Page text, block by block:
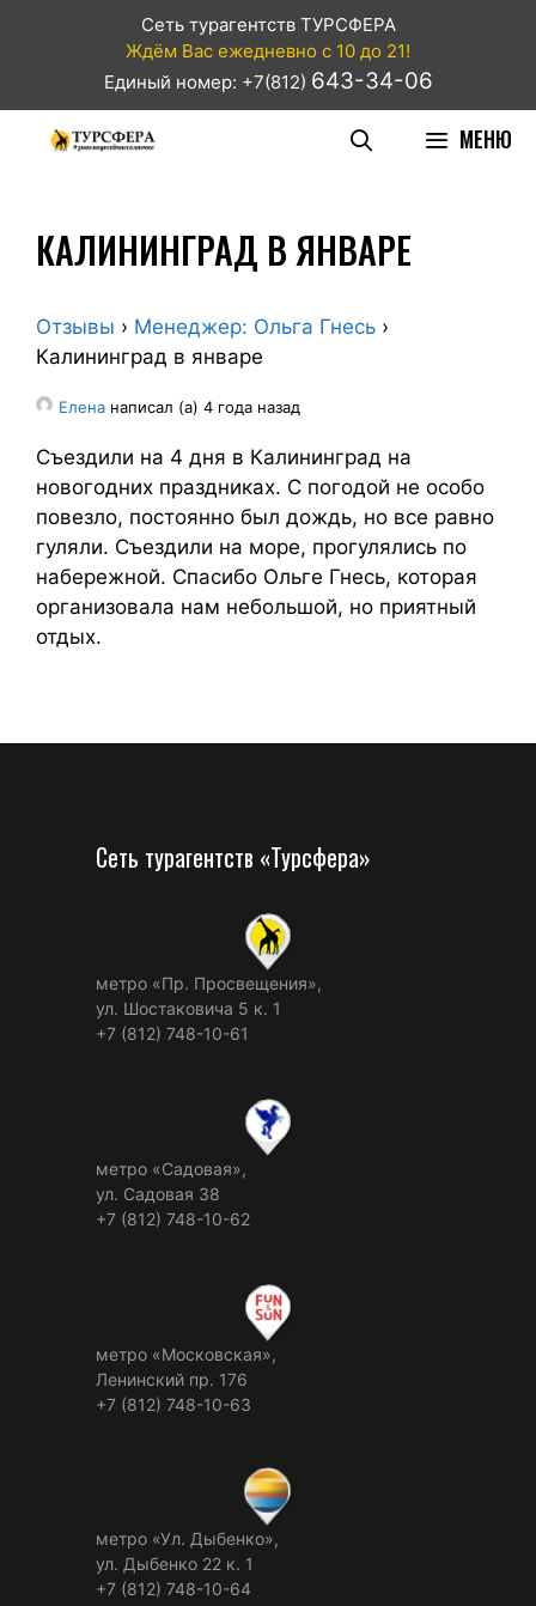
Сеть турагентств ТУРСФЕРА
Ждём Вас ежедневно с 10 до 21!
Единый номер: +7(812) 643-34-06
МЕНЮ
КАЛИНИНГРАД В ЯНВАРЕ
Отзывы › Менеджер: Ольга Гнесь ›
Калининград в январе
Елена написал (а) 4 года назад
Съездили на 4 дня в Калининград на
новогодних праздниках. С погодой не особо
повезло, постоянно был дождь, но все равно
гуляли. Съездили на море, прогулялись по
набережной. Спасибо Ольге Гнесь, которая
организовала нам небольшой, но приятный
отдых.
Сеть турагентств «Турсфера»
метро «Пр. Просвещения»,
ул. Шостаковича 5 к. 1
+7 (812) 748-10-61
метро «Садовая»,
ул. Садовая 38
+7 (812) 748-10-62
метро «Московская»,
Ленинский пр. 176
+7 (812) 748-10-63
метро «Ул. Дыбенко»,
ул. Дыбенко 22 к. 1
+7 (812) 748-10-64